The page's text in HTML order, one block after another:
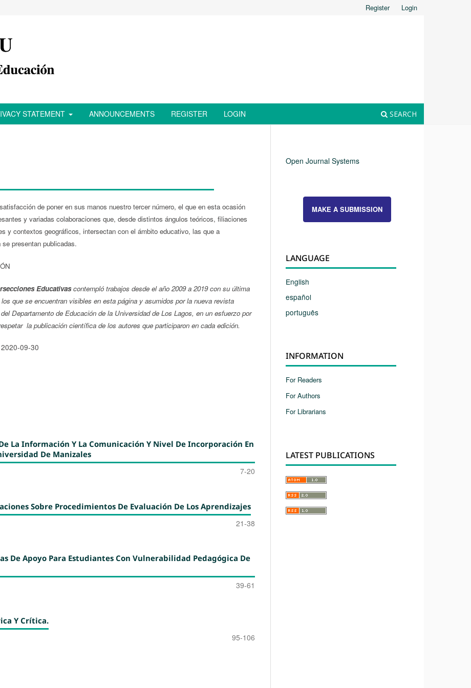
STATEMENT ANNOUNCEMENTS REGISTER LOGIN SEARCH
Register Login
de poner en sus manos nuestro tercer número, el que en esta ocasión
y variadas colaboraciones que, desde distintos ángulos teóricos, filiaciones
y contextos geográficos, intersectan con el ámbito educativo, las que a
presentan publicadas.
Educativascontempló trabajos desde el año 2009 a 2019 con su última
que se encuentran visibles en esta página y asumidos por la nueva revista
Departamento de Educación de la Universidad de Los Lagos, en un esfuerzo por
la publicación científica de los autores que participaron en cada edición.
2020-09-30
La Información Y La Comunicación Y Nivel De Incorporación En
De Manizales
7-20
Sobre Procedimientos De Evaluación De Los Aprendizajes
21-38
De Apoyo Para Estudiantes Con Vulnerabilidad Pedagógica De
39-61
Y Crítica.
95-106
Open Journal Systems
MAKE A SUBMISSION
LANGUAGE
English
español
português
INFORMATION
For Readers
For Authors
For Librarians
LATEST PUBLICATIONS